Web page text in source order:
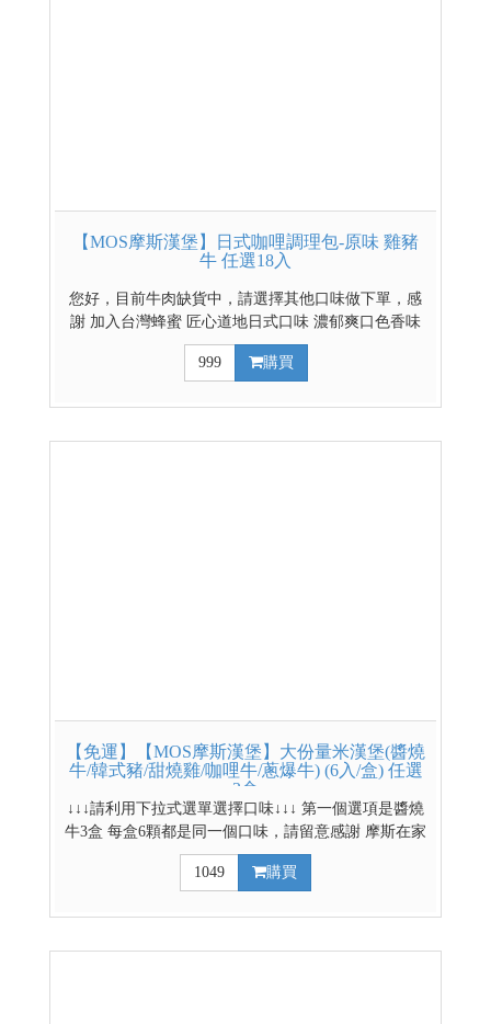
【MOS摩斯漢堡】日式咖哩調理包-原味 雞豬
牛 任選18入
您好，目前牛肉缺貨中，請選擇其他口味做下單，感
謝 加入台灣蜂蜜 匠心道地日式口味 濃郁爽口色香味
俱全 豐富的餡料超滿足 雞豬牛三種選擇 輕鬆煮出好
料理 日式辣味咖哩請點這裡 日式原味混搭辣味咖哩請
999 購買
【免運】【MOS摩斯漢堡】大份量米漢堡(醬燒
牛/韓式豬/甜燒雞/咖哩牛/蔥爆牛) (6入/盒) 任選
3盒
↓↓↓請利用下拉式選單選擇口味↓↓↓ 第一個選項是醬燒
牛3盒 每盒6顆都是同一個口味，請留意感謝 摩斯在家
吃的到 大份量，2分鐘滿足味與胃 嚴選台南11號米
製作而成 品保層層把關，美味又安心 *低溫配送商品
1049 購買